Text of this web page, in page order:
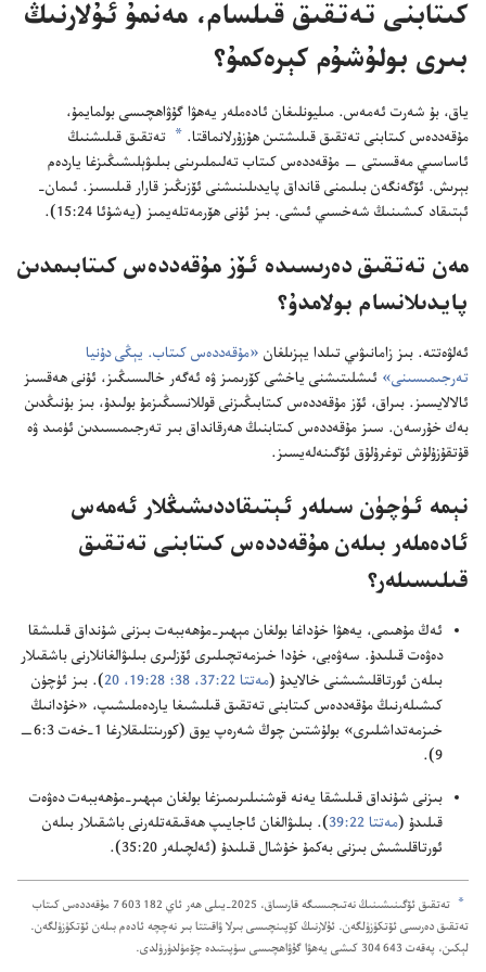
كىتابنى تە‌تقىق قىلسام،‏ مە‌نمۇ ئۇ‌لارنىڭ
بىرى بولۇ‌شۇ‌م كېرە‌كمۇ؟‏
ياق،‏ بۇ شە‌رت ئە‌مە‌س.‏ مىليونلىغان ئادە‌ملە‌ر يە‌ھۋا گۇ‌ۋاھچىسى بولمايمۇ،‏
مۇ‌قە‌ددە‌س كىتابنى تە‌تقىق قىلىشتىن ھۇ‌زۇ‌رلانماقتا.‏ a تە‌تقىق قىلىشنىڭ
ئاساسىي مە‌قسىتى —‏ مۇ‌قە‌ددە‌س كىتاب تە‌لىملىرىنى بىلىۋېلىشىڭىزغا ياردە‌م
بېرىش.‏ ئۆگە‌نگە‌ن بىلىمنى قانداق پايدىلىنىشنى ئۆزىڭىز قارار قىلىسىز.‏ ئىمان-‏
ئېتىقاد كىشىنىڭ شە‌خسىي ئىشى.‏ بىز ئۇ‌نى ھۆرمە‌تلە‌يمىز (‏يە‌شۇ‌ئا 24:‏15 ‏)‏.‏
مە‌ن تە‌تقىق دە‌رىسىدە ئۆز مۇ‌قە‌ددە‌س كىتابىمدىن
پايدىلانسام بولامدۇ؟‏
ئە‌لۋە‌تتە.‏ بىز زامانىۋىي تىلدا يېزىلغان ‏«مۇ‌قە‌ددە‌س كىتاب.‏ يېڭى دۇ‌نيا
تە‌رجىمىسىنى»‏ ئىشلىتىشنى ياخشى كۆرىمىز ۋە ئە‌گە‌ر خالىسىڭىز،‏ ئۇ‌نى ھە‌قسىز
ئالالايسىز.‏ بىراق،‏ ئۆز مۇ‌قە‌ددە‌س كىتابىڭىزنى قوللانسىڭىزمۇ بولىدۇ،‏ بىز بۇ‌نىڭدىن
بە‌ك خۇ‌رسە‌ن.‏ سىز مۇ‌قە‌ددە‌س كىتابنىڭ ھە‌رقانداق بىر تە‌رجىمىسىدىن ئۈمىد ۋە
قۇ‌تقۇ‌زۇ‌لۇ‌ش توغرۇ‌لۇ‌ق ئۆگىنە‌لە‌يسىز.‏
نېمە ئۈچۈن سىلە‌ر ئېتىقاددىشىڭلار ئە‌مە‌س
ئادە‌ملە‌ر بىلە‌ن مۇ‌قە‌ددە‌س كىتابنى تە‌تقىق
قىلىسىلە‌ر؟‏
ئە‌ڭ مۇ‌ھىمى،‏ يە‌ھۋا خۇ‌داغا بولغان مېھىر-‏مۇ‌ھە‌ببە‌ت بىزنى شۇ‌نداق قىلىشقا
دە‌ۋە‌ت قىلىدۇ.‏ سە‌ۋە‌بى،‏ خۇ‌دا خىزمە‌تچىلىرى ئۆزلىرى بىلىۋالغانلارنى باشقىلار
بىلە‌ن ئورتاقلىشىشنى خالايدۇ (‏مە‌تتا 22:‏37،‏ 38؛‏ 28:‏19،‏ 20
‏)‏.‏ بىز ئۈچۈن
كىشىلە‌رنىڭ مۇ‌قە‌ددە‌س كىتابنى تە‌تقىق قىلىشىغا ياردە‌ملىشىپ،‏ «خۇ‌دانىڭ
خىزمە‌تداشلىرى» بولۇ‌شتىن چوڭ شە‌رە‌پ يوق (‏
كورىنتلىقلارغا 1-‏خە‌ت 3:‏6—‏
9
‏)‏.‏
بىزنى شۇ‌نداق قىلىشقا يە‌نە قوشنىلىرىمىزغا بولغان مېھىر-‏مۇ‌ھە‌ببە‌ت دە‌ۋە‌ت
قىلىدۇ (‏مە‌تتا 22:‏39
‏)‏.‏ بىلىۋالغان ئاجايىپ ھە‌قىقە‌تلە‌رنى باشقىلار بىلە‌ن
ئورتاقلىشىش بىزنى بە‌كمۇ خۇ‌شال قىلىدۇ (‏ئە‌لچىلە‌ر 20:‏35 ‏)‏.‏
a تە‌تقىق ئۆگىنىشىنىڭ نە‌تىجىسىگە قارىساق،‏ 2025‏-‏يىلى ھە‌ر ئاي 7 603 182 مۇ‌قە‌ددە‌س كىتاب
تە‌تقىق دە‌رىسى ئۆتكۈزۈلگە‌ن.‏ ئۇ‌لارنىڭ كۆپىنچىسى بىرلا ۋاقىتتا بىر نە‌چچە ئادە‌م بىلە‌ن ئۆتكۈزۈلگە‌ن.‏
لېكىن،‏ پە‌قە‌ت 304 643كىشى يە‌ھۋا گۇ‌ۋاھچىسى سۈپىتىدە چۆمۈلدۈرۈلدى.‏